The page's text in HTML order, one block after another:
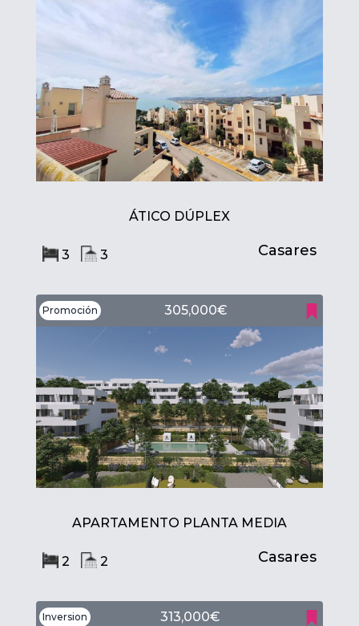
ÁTICO DÚPLEX
3 3 Casares
Promoción 305,000€
APARTAMENTO PLANTA MEDIA
2 2 Casares
Inversion 313,000€